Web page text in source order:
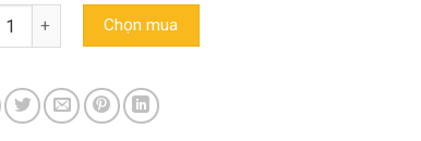
dương vị dừa Trường Đạt (Túi nhỏ 40g) số lượng
Chọn mua